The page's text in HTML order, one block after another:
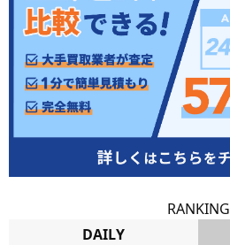
RANKING
DAILY